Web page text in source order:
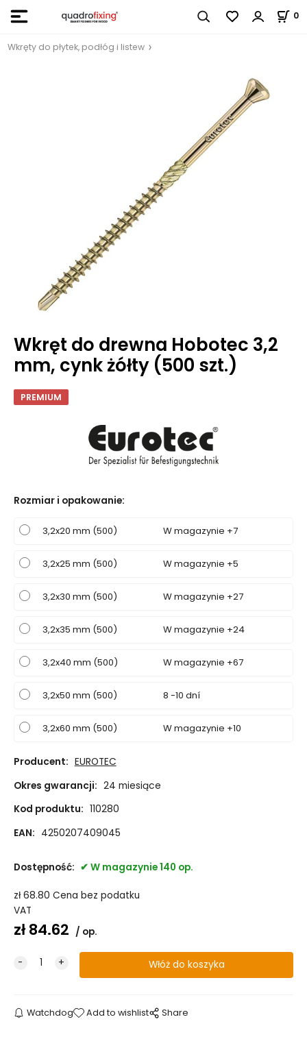
0
Wkręty do płytek, podłóg i listew
Wkręt do drewna Hobotec 3,2
mm, cynk żółty (500 szt.)
PREMIUM
Rozmiar i opakowanie:
3,2x20 mm (500) W magazynie +7
3,2x25 mm (500) W magazynie +5
3,2x30 mm (500) W magazynie +27
3,2x35 mm (500) W magazynie +24
3,2x40 mm (500) W magazynie +67
3,2x50 mm (500) 8 -10 dní
3,2x60 mm (500) W magazynie +10
Producent: EUROTEC
Okres gwarancji: 24 miesiące
Kod produktu: 110280
EAN: 4250207409045
Dostępność: W magazynie 140 op.
zł68.80 Cena bez podatku
VAT
zł84.62 op.
Watchdog Add to wishlist Share